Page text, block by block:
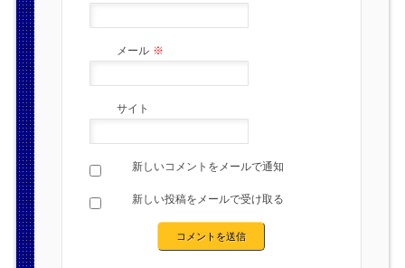
メール ※
サイト
新しいコメントをメールで通知
新しい投稿をメールで受け取る